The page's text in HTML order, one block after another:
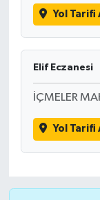
Yol Tarifi
Elif Eczanesi
İÇMELER
Yol Tarifi